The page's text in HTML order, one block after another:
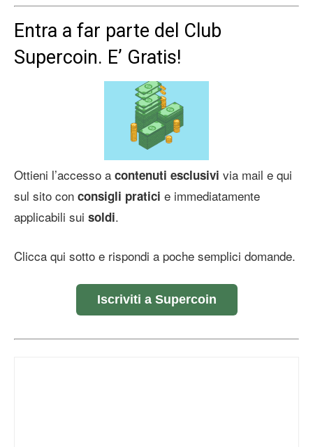
Entra a far parte del Club
Supercoin. E’ Gratis!
Ottieni l’accesso a contenuti esclusivi via mail e qui
sul sito con consigli pratici e immediatamente
applicabili sui soldi.
Clicca qui sotto e rispondi a poche semplici domande.
Iscriviti a Supercoin